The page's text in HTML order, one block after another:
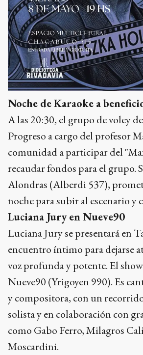
Noche de Karaoke a
A las 20:30, el grupo de voley
Progreso a cargo del profesor
comunidad a participar del
recaudar fondos para el grupo.
Alondras (Alberdi 537),
noche para subir al escenario y
Luciana Jury en Nueve90
Luciana Jury se presentará en
encuentro íntimo para dejarse
voz profunda y potente. El show
Nueve90 (Yrigoyen 990). Es
y compositora, con un
solista y en colaboración con
como Gabo Ferro, Milagros
Moscardini.